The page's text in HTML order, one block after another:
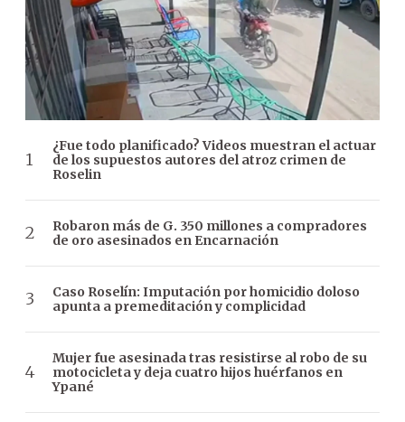
¿Fue todo planificado? Videos muestran el actuar
de los supuestos autores del atroz crimen de
Roselin
Robaron más de G. 350 millones a compradores
de oro asesinados en Encarnación
Caso Roselín: Imputación por homicidio doloso
apunta a premeditación y complicidad
Mujer fue asesinada tras resistirse al robo de su
motocicleta y deja cuatro hijos huérfanos en
Ypané